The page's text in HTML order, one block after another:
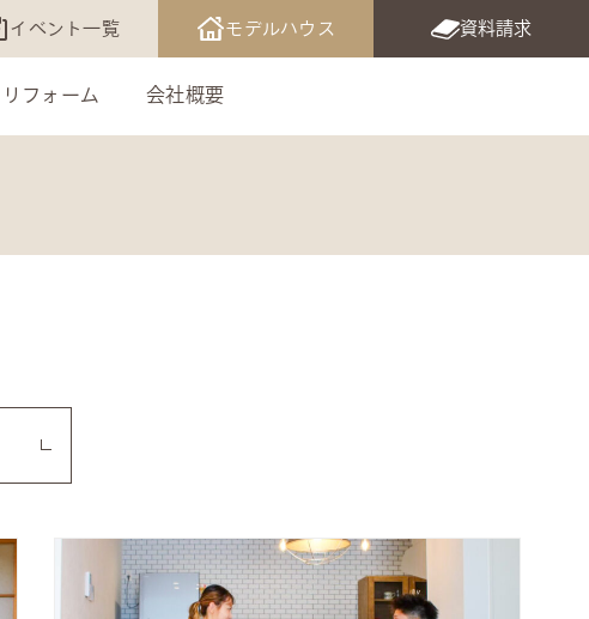
イベント一覧 モデルハウス 資料請求
リフォーム 会社概要